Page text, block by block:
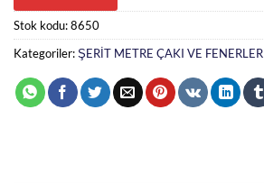
Stok kodu:8650
Kategoriler:ŞERİT METRE ÇAKI VE FENERLER